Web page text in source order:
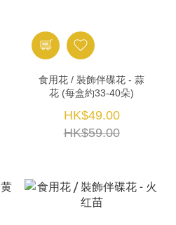
食用花 / 裝飾伴碟花 - 蒜
花 (每盒約33-40朵)
HK$49.00
HK$59.00